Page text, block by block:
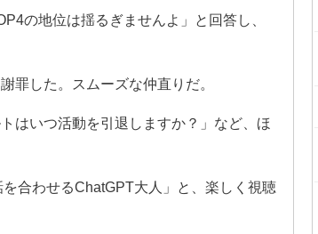
の地位は揺るぎませんよ」と回答し、
罪した。スムーズな仲直りだ。
はいつ活動を引退しますか？」など、ほ
合わせるChatGPT大人」と、楽しく視聴